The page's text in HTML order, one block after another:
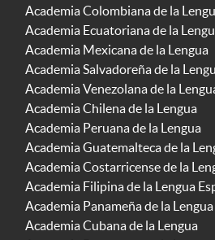
Academia Colombiana de la
Academia Ecuatoriana de la
Academia Mexicana de la Lengua
Academia Salvadoreña de la
Academia Venezolana de la
Academia Chilena de la Lengua
Academia Peruana de la Lengua
Academia Guatemalteca de la
Academia Costarricense de la
Academia Filipina de la Lengua
Academia Panameña de la Lengua
Academia Cubana de la Lengua